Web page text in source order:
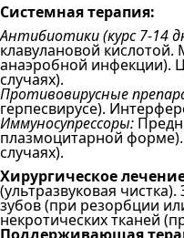
Системная терапия:
Антибиотики (курс 7-14
клавулановой
анаэробной инфекции).
случаях).
Противовирусные
герпесвирусе).
Иммуносупрессоры:
плазмоцитарной
случаях).
Хирургическое
(ультразвуковая
зубов (при резорбции
некротических тканей